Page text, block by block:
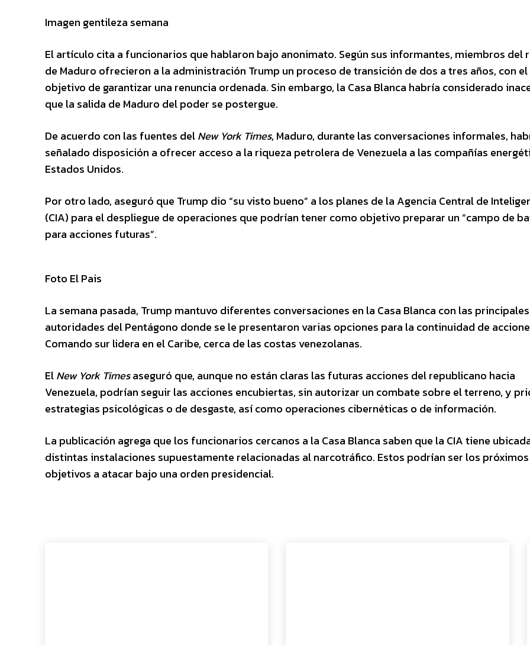
Imagen gentileza semana
El artículo cita a funcionarios que hablaron bajo anonimato. Según sus informantes, miembros del
de Maduro ofrecieron a la administración Trump un proceso de transición de dos a tres años, con el
objetivo de garantizar una renuncia ordenada. Sin embargo, la Casa Blanca habría considerado
que la salida de Maduro del poder se postergue.
De acuerdo con las fuentes delNew York Times, Maduro, durante las conversaciones informales,
señalado disposición a ofrecer acceso a la riqueza petrolera de Venezuela a las compañías
Estados Unidos.
Por otro lado, aseguró que Trump dio “su visto bueno” a los planes de la Agencia Central de
(CIA) para el despliegue de operaciones que podrían tener como objetivo preparar un “campo de
para acciones futuras”.
Foto El Pais
La semana pasada, Trump mantuvo diferentes conversaciones en la Casa Blanca con las principales
autoridades del Pentágono donde se le presentaron varias opciones para la continuidad de
Comando sur lidera en el Caribe, cerca de las costas venezolanas.
ElNew York Timesaseguró que, aunque no están claras las futuras acciones del republicano hacia
Venezuela, podrían seguir las acciones encubiertas, sin autorizar un combate sobre el terreno, y
estrategias psicológicas o de desgaste, así como operaciones cibernéticas o de información.
La publicación agrega que los funcionarios cercanos a la Casa Blanca saben que la CIA tiene
distintas instalaciones supuestamente relacionadas al narcotráfico. Estos podrían ser los próximos
objetivos a atacar bajo una orden presidencial.